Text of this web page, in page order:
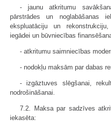
- jaunu atkritumu
pārstrādes un noglabāšanas
ekspluatāciju un
iegādei un būvniecības
- atkritumu saimniecības
- nodokļu maksām par dabas
- izgāztuves slēgšanai,
nodrošināšanai.
7.2. Maksa par sadzīves
iekasēta: